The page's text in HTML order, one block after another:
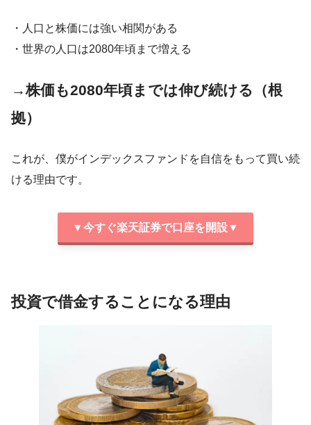
・人口と株価には強い相関がある
・世界の人口は2080年頃まで増える
→株価も2080年頃までは伸び続ける（根
拠）
これが、僕がインデックスファンドを自信をもって買い続
ける理由です。
▼今すぐ楽天証券で口座を開設▼
投資で借金することになる理由